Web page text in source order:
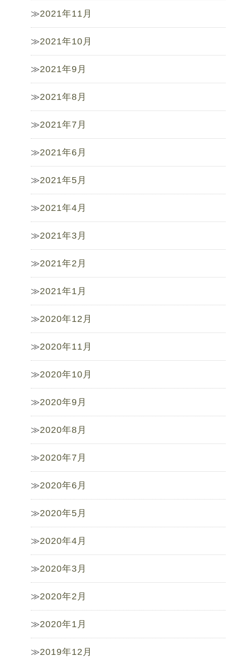
2021年11月
2021年10月
2021年9月
2021年8月
2021年7月
2021年6月
2021年5月
2021年4月
2021年3月
2021年2月
2021年1月
2020年12月
2020年11月
2020年10月
2020年9月
2020年8月
2020年7月
2020年6月
2020年5月
2020年4月
2020年3月
2020年2月
2020年1月
2019年12月